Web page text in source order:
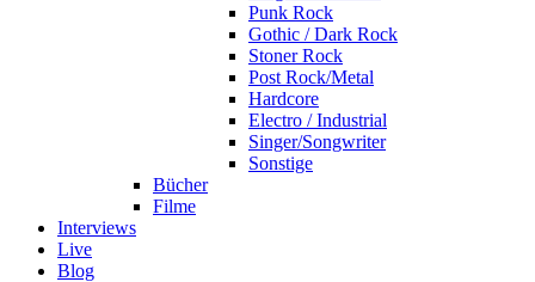
Punk Rock
Gothic / Dark Rock
Stoner Rock
Post Rock/Metal
Hardcore
Electro / Industrial
Singer/Songwriter
Sonstige
Bücher
Filme
Interviews
Live
Blog